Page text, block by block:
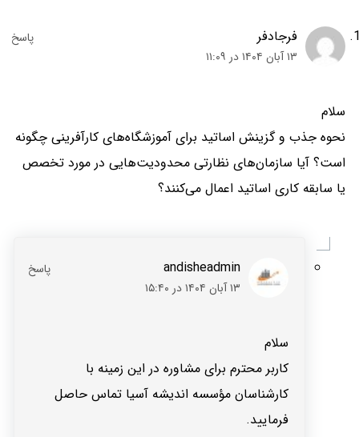
فرجادفر
۱۳ آبان ۱۴۰۴ در ۱۱:۰۹
سلام
نحوه جذب و گزینش اساتید برای آموزشگاه‌های کارآفرینی چگونه
است؟ آیا سازمان‌های نظارتی محدودیت‌هایی در مورد تخصص
یا سابقه کاری اساتید اعمال می‌کنند؟
andisheadmin
۱۳ آبان ۱۴۰۴ در ۱۵:۴۰
سلام
کاربر محترم برای مشاوره در این زمینه با
کارشناسان مؤسسه اندیشه آسیا تماس حاصل
فرمایید.